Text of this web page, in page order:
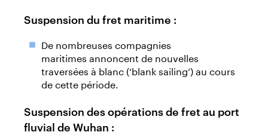
Suspension du fret maritime :
De nombreuses compagnies
maritimes annoncent de nouvelles
traversées à blanc (‘blank sailing’) au cours
de cette période.
Suspension des opérations de fret au port
fluvial de Wuhan :